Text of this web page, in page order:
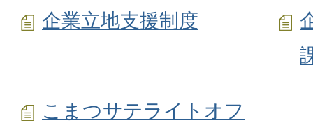
企業立地支援制度
こまつサテライトオフ